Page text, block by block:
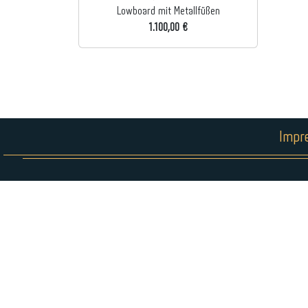
Lowboard mit Metallfüßen
1.100,00 €